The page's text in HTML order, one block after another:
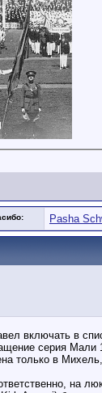
Pasha
включать в
серия Мали
только в
на